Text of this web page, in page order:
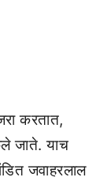
करतात,
जाते. याच
जवाहरलाल